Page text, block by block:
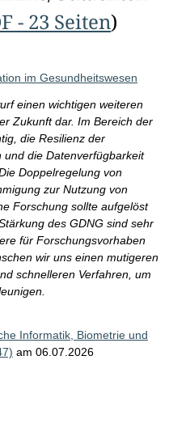
- 23 Seiten)
im Gesundheitswesen
einen wichtigen weiteren
Zukunft dar. Im Bereich der
die Resilienz der
und die Datenverfügbarkeit
Doppelregelung von
zur Nutzung von
Forschung sollte aufgelöst
des GDNG sind sehr
für Forschungsvorhaben
wir uns einen mutigeren
schnelleren Verfahren, um
Informatik, Biometrie und
am 06.07.2026